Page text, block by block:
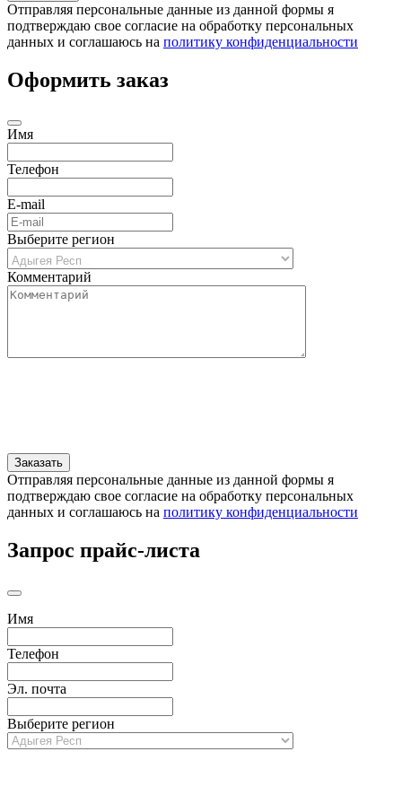
Отправляя персональные данные из данной формы я
подтверждаю свое согласие на обработку персональных
данных и соглашаюсь на политику конфиденциальности
Оформить заказ
Имя
Телефон
E-mail
Выберите регион
Комментарий
Отправляя персональные данные из данной формы я
подтверждаю свое согласие на обработку персональных
данных и соглашаюсь на политику конфиденциальности
Запрос прайс-листа
Имя
Телефон
Эл. почта
Выберите регион